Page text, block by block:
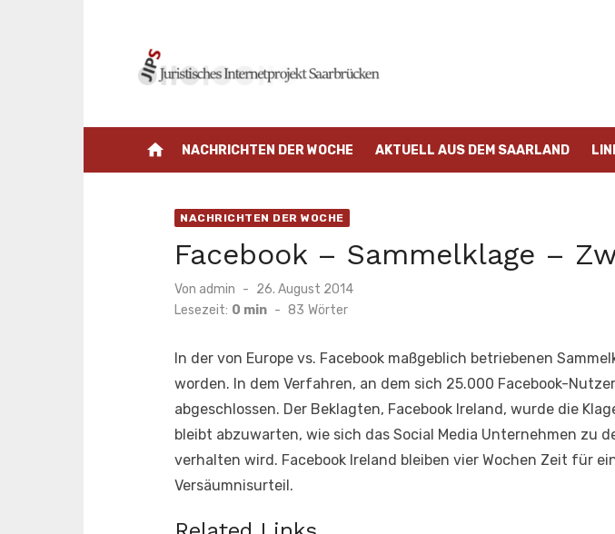
home NACHRICHTEN DER WOCHE AKTUELL AUS DEM SAARLAND
NACHRICHTEN DER WOCHE
Facebook – Sammelklage –
Von admin
Veröffentlicht
am
26. August 2014
Lesezeit: 0 min - 83 Wörter
In der von Europe vs. Facebook maßgeblich betriebenen
worden. In dem Verfahren, an dem sich 25.000 Facebook-
abgeschlossen. Der Beklagten, Facebook Ireland, wurde die
bleibt abzuwarten, wie sich das Social Media Unternehmen zu
verhalten wird. Facebook Ireland bleiben vier Wochen Zeit für
Versäumnisurteil.